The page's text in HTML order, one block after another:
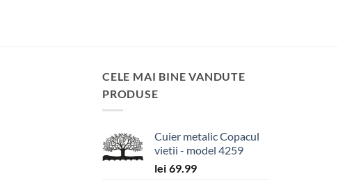
CELE MAI BINE VANDUTE
PRODUSE
Cuier metalic Copacul
vietii - model 4259
lei 69.99